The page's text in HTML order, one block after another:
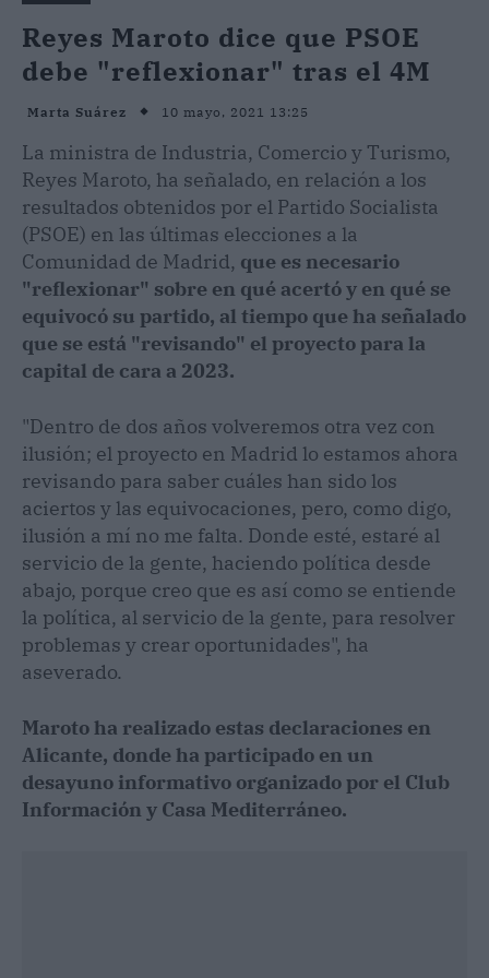
Reyes Maroto dice que PSOE
debe "reflexionar" tras el 4M
Marta Suárez 10 mayo, 2021 13:25
La ministra de Industria, Comercio y Turismo,
Reyes Maroto, ha señalado, en relación a los
resultados obtenidos por el Partido Socialista
(PSOE) en las últimas elecciones a la
Comunidad de Madrid, que es necesario
"reflexionar" sobre en qué acertó y en qué se
equivocó su partido, al tiempo que ha señalado
que se está "revisando" el proyecto para la
capital de cara a 2023.
"Dentro de dos años volveremos otra vez con
ilusión; el proyecto en Madrid lo estamos ahora
revisando para saber cuáles han sido los
aciertos y las equivocaciones, pero, como digo,
ilusión a mí no me falta. Donde esté, estaré al
servicio de la gente, haciendo política desde
abajo, porque creo que es así como se entiende
la política, al servicio de la gente, para resolver
problemas y crear oportunidades", ha
aseverado.
Maroto ha realizado estas declaraciones en
Alicante, donde ha participado en un
desayuno informativo organizado por el Club
Información y Casa Mediterráneo.